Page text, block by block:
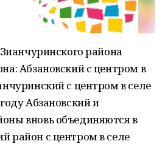
района
Абзановский с центром в
с центром в селе
Абзановский и
вновь объединяются в
район с центром в селе